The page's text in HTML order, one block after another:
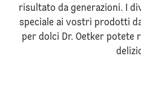
risultato da generazioni. I
speciale ai vostri prodotti
per dolci Dr. Oetker potete